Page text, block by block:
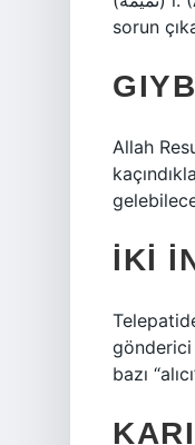
sorun
Allah
İKI
gönderici
bazı